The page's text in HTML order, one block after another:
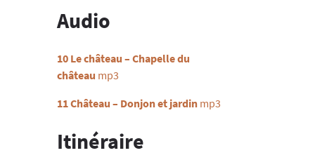
Audio
10 Le château – Chapelle du
château mp3
11 Château – Donjon et jardin mp3
Itinéraire